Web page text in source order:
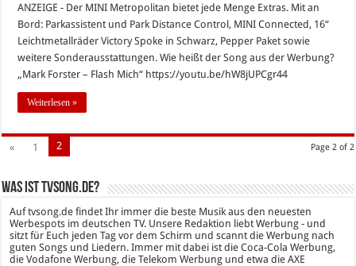
ANZEIGE - Der MINI Metropolitan bietet jede Menge Extras. Mit an
Bord: Parkassistent und Park Distance Control, MINI Connected, 16“
Leichtmetallräder Victory Spoke in Schwarz, Pepper Paket sowie
weitere Sonderausstattungen. Wie heißt der Song aus der Werbung?
„Mark Forster – Flash Mich“ https://youtu.be/hW8jUPCgr44
Weiterlesen »
Page 2 of 2
« 1 2
Was ist tvsong.de?
Auf tvsong.de findet Ihr immer die beste Musik aus den neuesten
Werbespots im deutschen TV. Unsere Redaktion liebt Werbung - und
sitzt für Euch jeden Tag vor dem Schirm und scannt die Werbung nach
guten Songs und Liedern. Immer mit dabei ist die Coca-Cola Werbung,
die Vodafone Werbung, die Telekom Werbung und etwa die AXE